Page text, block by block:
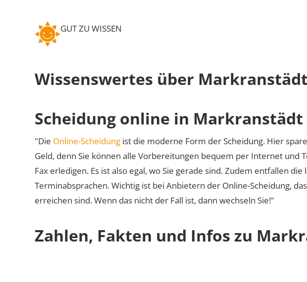
GUT ZU WISSEN
Wissenswertes über Markranstädt
Scheidung online in Markranstädt
"Die Online-Scheidung ist die moderne Form der Scheidung. Hier
Geld, denn Sie können alle Vorbereitungen bequem per Internet und
Fax erledigen. Es ist also egal, wo Sie gerade sind. Zudem entfallen
Terminabsprachen. Wichtig ist bei Anbietern der Online-Scheidung,
erreichen sind. Wenn das nicht der Fall ist, dann wechseln Sie!"
Zahlen, Fakten und Infos zu